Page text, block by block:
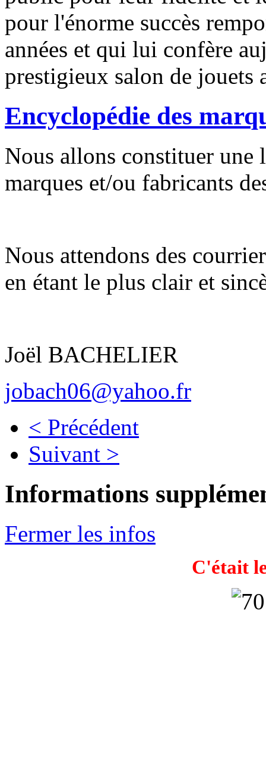
pour l'énorme succès
années et qui lui confère
prestigieux salon de jouets
Encyclopédie des
Nous allons constituer une
marques et/ou fabricants
Nous attendons des
en étant le plus clair et
Joël BACHELIER
jobach06@yahoo.fr
< Précédent
Suivant >
Informations
Fermer les infos
C'était